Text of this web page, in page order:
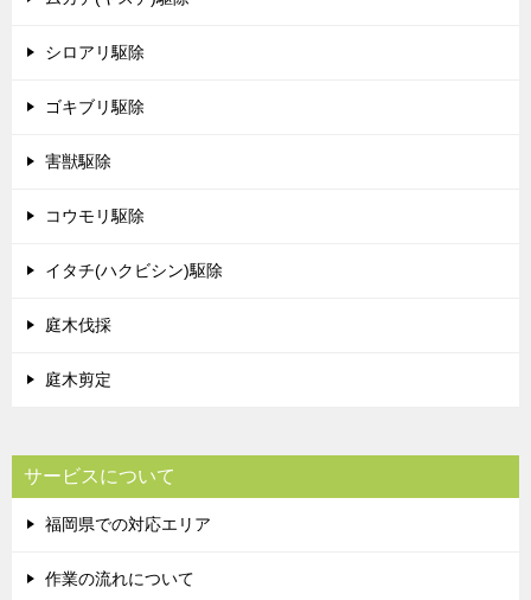
シロアリ駆除
ゴキブリ駆除
害獣駆除
コウモリ駆除
イタチ(ハクビシン)駆除
庭木伐採
庭木剪定
サービスについて
福岡県での対応エリア
作業の流れについて